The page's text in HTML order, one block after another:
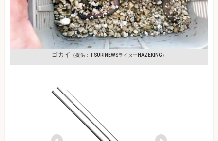
ゴカイ （提供：TSURINEWSライターHAZEKING）